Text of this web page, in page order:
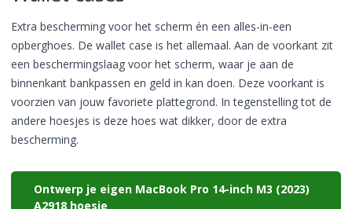
Extra bescherming voor het scherm én een alles-in-een
opberghoes. De wallet case is het allemaal. Aan de voorkant zit
een beschermingslaag voor het scherm, waar je aan de
binnenkant bankpassen en geld in kan doen. Deze voorkant is
voorzien van jouw favoriete plattegrond. In tegenstelling tot de
andere hoesjes is deze hoes wat dikker, door de extra
bescherming.
Ontwerp je eigen MacBook Pro 14-inch M3 (2023)
A2918 hoesje